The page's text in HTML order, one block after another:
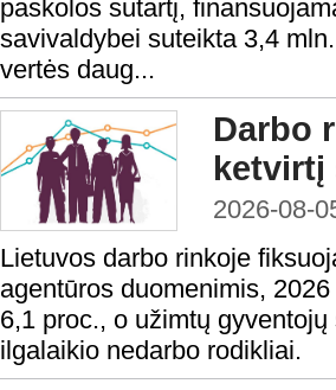
paskolos sutartį,
savivaldybei suteikta 3,4
vertės daug...
Darbo
ketvirtį
2026-08-
Lietuvos darbo rinkoje
agentūros duomenimis,
6,1 proc., o užimtų
ilgalaikio nedarbo rodikliai.